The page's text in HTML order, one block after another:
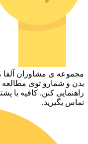
مجموعه ­ی مشاوران آلفا
بدن و شمارو توی مطالعه
تماس بگیرید.